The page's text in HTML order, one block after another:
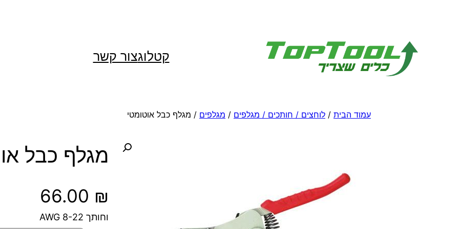
קטלוגצור קשר
עמוד הבית / לוחצים / חותכים / מגלפים / מגלפים / מגלף כבל אוטומטי
מגלף כבל
66.00 ₪
וחותך 8-22 AWG